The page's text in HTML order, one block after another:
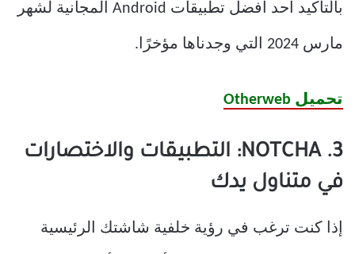
بالتأكيد أحد أفضل تطبيقات Android المجانية لشهر
مارس 2024 التي وجدناها مؤخرًا.
تحميل Otherweb
3. NOTCHA: التطبيقات والاختصارات
في متناول يدك
إذا كنت ترغب في رؤية خلفية شاشتك الرئيسية